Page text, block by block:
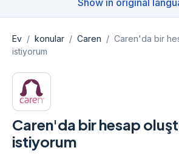
Show in original
Ev / konular / Caren / Caren'da bir
istiyorum
Caren'da bir hesap
istiyorum